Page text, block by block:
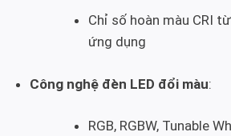
Chỉ số hoàn màu CRI
ứng dụng
Công nghệ đèn LED đổi màu:
RGB, RGBW, Tunable